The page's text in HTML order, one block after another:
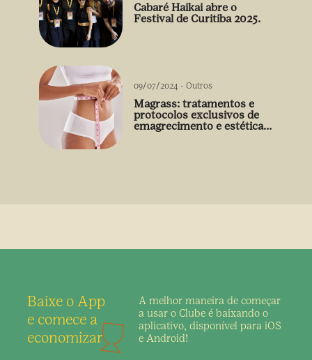
Cabaré Haikai abre o
Festival de Curitiba 2025.
09/07/2024 - Outros
Magrass: tratamentos e
protocolos exclusivos de
emagrecimento e estética
Baixe o App
e comece a
economizar
A melhor maneira de começar
a usar o Clube é baixando o
aplicativo, disponível para iOS
e Android!